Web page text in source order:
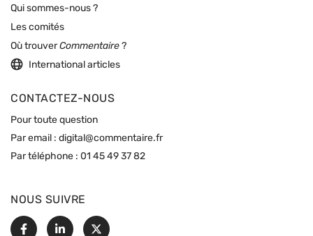
Qui sommes-nous ?
Les comités
Où trouverCommentaire ?
International articles
CONTACTEZ-NOUS
Pour toute question
Par email : digital@commentaire.fr
Par téléphone : 01 45 49 37 82
NOUS SUIVRE